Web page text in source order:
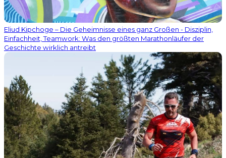
Eliud Kipchoge – Die Geheimnisse eines ganz Großen - Disziplin,
Einfachheit, Teamwork: Was den größten Marathonläufer der
Geschichte wirklich antreibt